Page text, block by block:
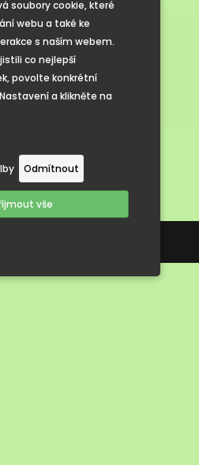
soubory cookie, které
webu a také ke
s naším webem.
co nejlepší
povolte konkrétní
a klikněte na
Odmítnout
vše